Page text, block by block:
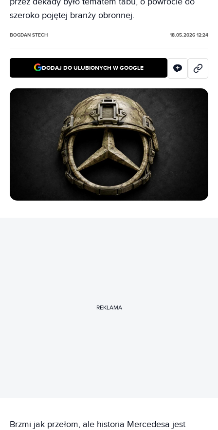
szeroko pojętej branży obronnej.
BOGDAN STECH 18.05.2026 12:24
DODAJ DO ULUBIONYCH W GOOGLE
REKLAMA
Brzmi jak przełom, ale historia Mercedesa jest